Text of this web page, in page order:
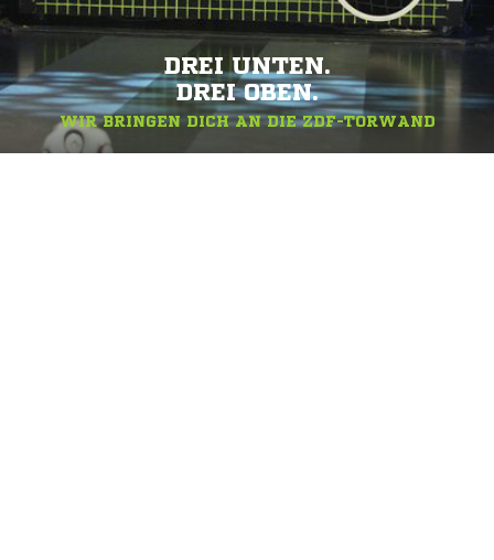
DREI UNTEN.
DREI OBEN.
WIR BRINGEN DICH AN DIE ZDF-TORWAND